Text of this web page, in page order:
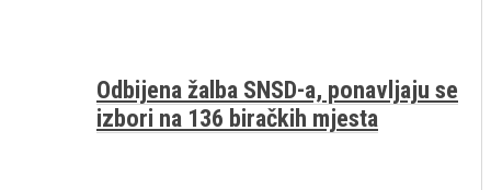
Odbijena žalba SNSD-a, ponavljaju se
izbori na 136 biračkih mjesta